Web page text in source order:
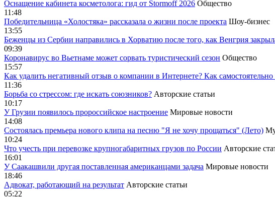
Оснащение кабинета косметолога: гид от Stormoff 2026 Общество
11:48
Победительница «Холостяка» рассказала о жизни после проекта Шоу-бизнес
13:55
Беженцы из Сербии направились в Хорватию после того, как Венгрия
09:39
Коронавирус во Вьетнаме может сорвать туристический сезон Общество
15:57
Как удалить негативный отзыв о компании в Интернете? Как
11:36
Борьба со стрессом: где искать союзников? Авторские статьи
10:17
У Грузии появилось пророссийское настроение Мировые новости
14:08
Cостоялась премьера нового клипа на песню "Я не хочу прощаться" (Лето)
10:24
Что учесть при перевозке крупногабаритных грузов по России Авторские
16:01
У Саакашвили другая поставленная американцами задача Мировые новости
18:46
Адвокат, работающий на результат Авторские статьи
05:22